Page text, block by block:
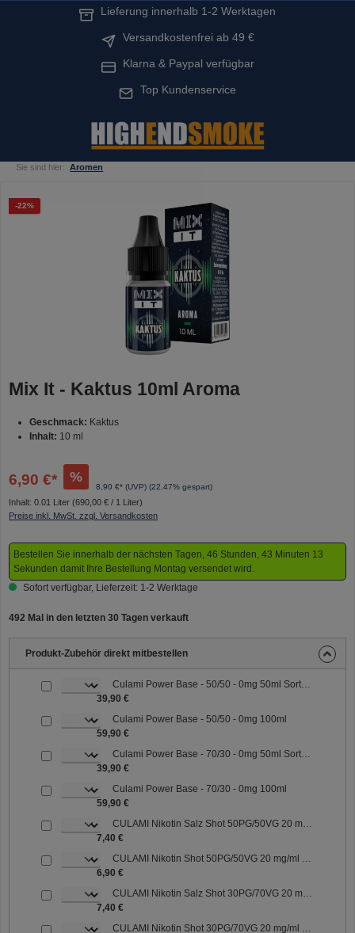
Lieferung innerhalb 1-2 Werktagen
Versandkostenfrei ab 49 €
Klarna & Paypal verfügbar
Top Kundenservice
Sie sind hier: Aromen
Bildergalerie überspringen
-22%Rabatt
Mix It - Kaktus 10ml Aroma
Geschmack: Kaktus
Inhalt: 10 ml
6,90 €* %
8,90 €* (UVP) (22.47% gespart)
Inhalt: 0.01 Liter (690,00 € / 1 Liter)
Preise inkl. MwSt. zzgl. Versandkosten
Bestellen Sie innerhalb der nächsten Tagen, 46 Stunden, 43 Minuten 13
Sekunden damit Ihre Bestellung Montag versendet wird.
Sofort verfügbar, Lieferzeit: 1-2 Werktage
492 Mal in den letzten 30 Tagen verkauft
Produkt-Zubehör direkt mitbestellen
Culami Power Base - 50/50 - 0mg 50ml Sorte: 50/50
39,90 €
Culami Power Base - 50/50 - 0mg 100ml
59,90 €
Culami Power Base - 70/30 - 0mg 50ml Sorte: 70/30
39,90 €
Culami Power Base - 70/30 - 0mg 100ml
59,90 €
CULAMI Nikotin Salz Shot 50PG/50VG 20 mg/ml Sorte: 50PG/50VG
7,40 €
CULAMI Nikotin Shot 50PG/50VG 20 mg/ml Sorte: 50PG/50VG
6,90 €
CULAMI Nikotin Salz Shot 30PG/70VG 20 mg/ml Sorte: 30PG/70VG
7,40 €
CULAMI Nikotin Shot 30PG/70VG 20 mg/ml Sorte: 30PG/70VG